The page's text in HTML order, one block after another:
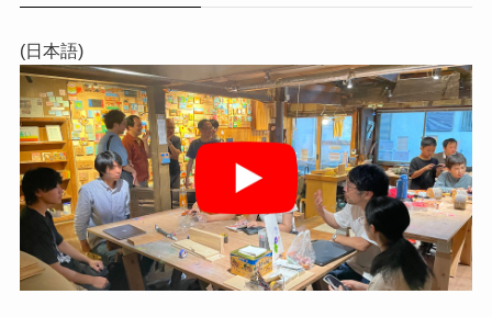
(日本語)